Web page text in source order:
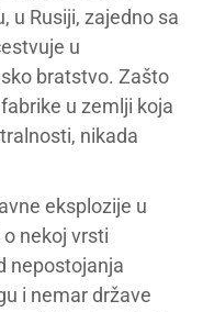
u Rusiji, zajedno sa
u
bratstvo. Zašto
u zemlji koja
nikada
eksplozije u
nekoj vrsti
nepostojanja
i nemar države